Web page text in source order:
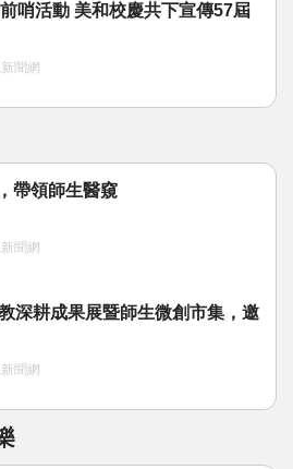
哨活動 美和校慶共下宣傳57屆
聞網
帶領師生醫窺
聞網
深耕成果展暨師生微創市集，邀
聞網